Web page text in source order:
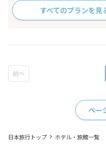
すべてのプランを見
ペー
日本旅行トップ ホテル・旅館一覧